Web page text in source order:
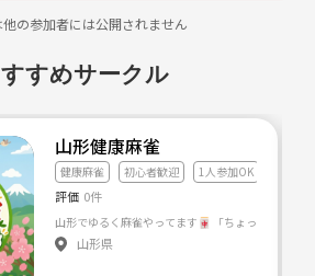
の参加者には公開されません
すめサークル
山形健康麻雀
健康麻雀 初心者歓迎 1人参加OK
評価 0件
山形県